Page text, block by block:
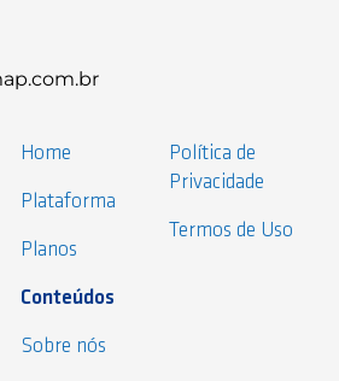
Home
Plataforma
Planos
Conteúdos
Sobre nós
Política de
Privacidade
Termos de Uso